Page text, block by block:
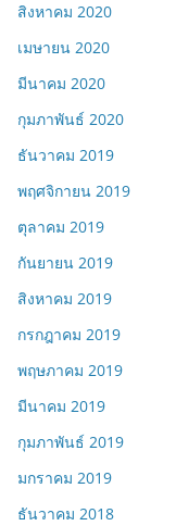
สิงหาคม 2020
เมษายน 2020
มีนาคม 2020
กุมภาพันธ์ 2020
ธันวาคม 2019
พฤศจิกายน 2019
ตุลาคม 2019
กันยายน 2019
สิงหาคม 2019
กรกฎาคม 2019
พฤษภาคม 2019
มีนาคม 2019
กุมภาพันธ์ 2019
มกราคม 2019
ธันวาคม 2018